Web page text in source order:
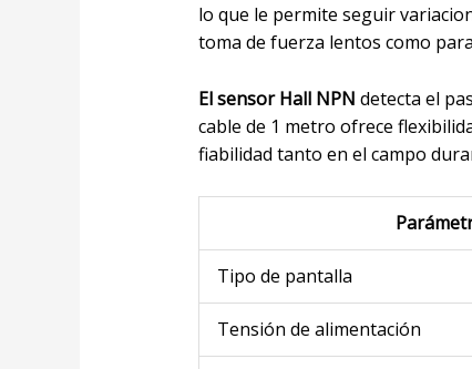
lo que le permite seguir
toma de fuerza lentos como
El sensor Hall NPN detecta el
cable de 1 metro ofrece
fiabilidad tanto en el campo
Tipo de pantalla
Tensión de alimentación